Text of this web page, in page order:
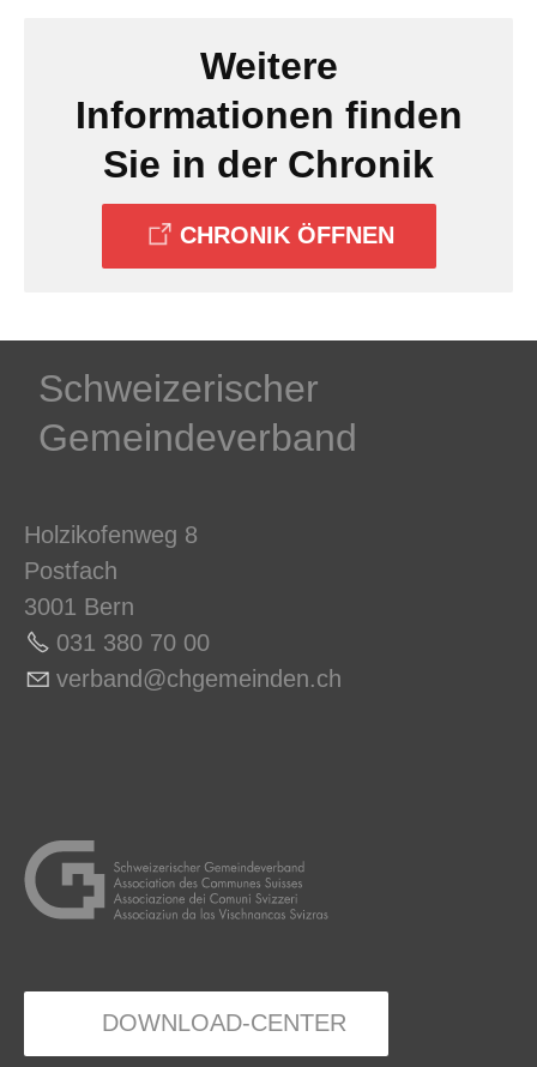
Weitere
Informationen finden
Sie in der Chronik
CHRONIK ÖFFNEN
Schweizerischer
Gemeindeverband
Holzikofenweg 8
Postfach
3001 Bern
031 380 70 00
v rb nd chg m nd n ch
DOWNLOAD-CENTER